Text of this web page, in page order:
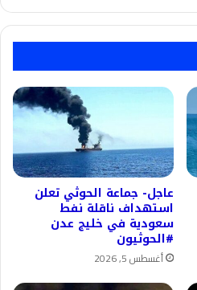
عاجل- جماعة الحوثي تعلن
استهداف ناقلة نفط
سعودية في خليج عدن
#الحوثيون
أغسطس 5, 2026